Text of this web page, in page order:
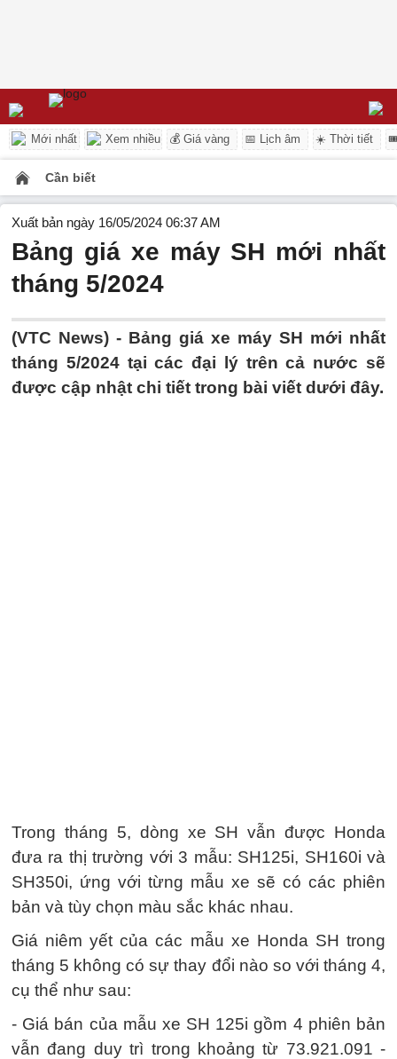
Mới nhất Xem nhiều 💰 Giá vàng 📅 Lịch âm ☀️ Thời tiết
Cần biết
Xuất bản ngày 16/05/2024 06:37 AM
Bảng giá xe máy SH mới nhất
tháng 5/2024
(VTC News) - Bảng giá xe máy SH mới nhất
tháng 5/2024 tại các đại lý trên cả nước sẽ
được cập nhật chi tiết trong bài viết dưới đây.
Trong tháng 5, dòng xe SH vẫn được Honda
đưa ra thị trường với 3 mẫu: SH125i, SH160i và
SH350i, ứng với từng mẫu xe sẽ có các phiên
bản và tùy chọn màu sắc khác nhau.
Giá niêm yết của các mẫu xe Honda SH trong
tháng 5 không có sự thay đổi nào so với tháng 4,
cụ thể như sau:
- Giá bán của mẫu xe SH 125i gồm 4 phiên bản
vẫn đang duy trì trong khoảng từ 73.921.091 -